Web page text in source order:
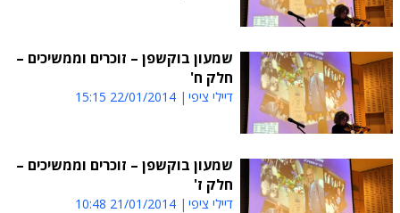
שמעון בוקשפן – זוכרים וממשיכים –
חלק ח'
דיילי ציפי 22/01/2014 15:15
שמעון בוקשפן – זוכרים וממשיכים –
חלק ז'
דיילי ציפי 21/01/2014 10:48